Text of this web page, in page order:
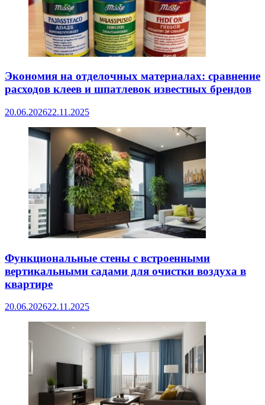
Экономия на отделочных материалах: сравнение
расходов клеев и шпатлевок известных брендов
20.06.202622.11.2025
Функциональные стены с встроенными
вертикальными садами для очистки воздуха в
квартире
20.06.202622.11.2025